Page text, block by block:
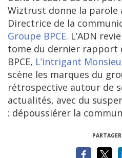
Wiztrust donne la parole
Directrice de la
Groupe BPCE. L’ADN
tome du dernier rapport
BPCE, L’intrigant
scène les marques du
rétrospective autour de
actualités, avec du
: dépoussiérer la